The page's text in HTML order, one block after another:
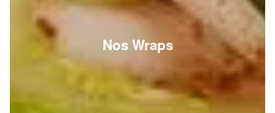
Nos Wraps